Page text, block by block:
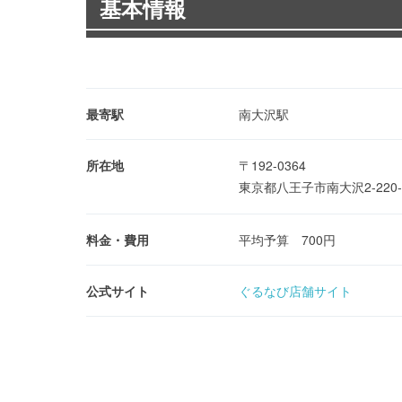
基本情報
最寄駅 南大沢駅
所在地
〒192-0364
東京都八王子市南大沢2-
料金・費用 平均予算 700円
公式サイト ぐるなび店舗サイト